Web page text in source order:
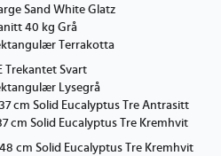
Sand White Glatz
40 kg Grå
Terrakotta
Trekantet Svart
Lysegrå
cm Solid Eucalyptus Tre Antrasitt
cm Solid Eucalyptus Tre Kremhvit
cm Solid Eucalyptus Tre Kremhvit